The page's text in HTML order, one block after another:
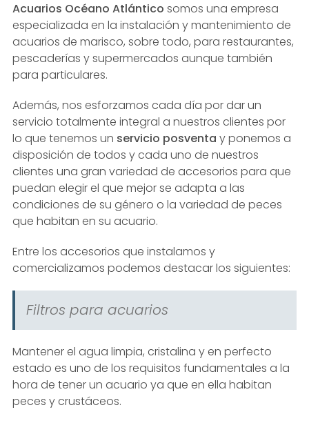
Acuarios Océano Atlántico somos una empresa
especializada en la instalación y mantenimiento de
acuarios de marisco, sobre todo, para restaurantes,
pescaderías y supermercados aunque también
para particulares.
Además, nos esforzamos cada día por dar un
servicio totalmente integral a nuestros clientes por
lo que tenemos un servicio posventa y ponemos a
disposición de todos y cada uno de nuestros
clientes una gran variedad de accesorios para que
puedan elegir el que mejor se adapta a las
condiciones de su género o la variedad de peces
que habitan en su acuario.
Entre los accesorios que instalamos y
comercializamos podemos destacar los siguientes:
Filtros para acuarios
Mantener el agua limpia, cristalina y en perfecto
estado es uno de los requisitos fundamentales a la
hora de tener un acuario ya que en ella habitan
peces y crustáceos.